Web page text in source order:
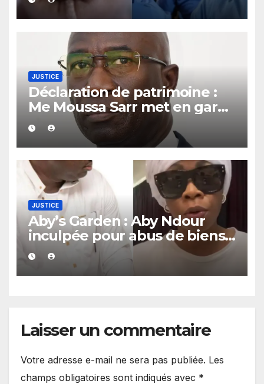
sous un lit
JUSTICE
Déclaration de patrimoine :
Me Moussa Sarr met en garde
les récalcitrants
JUSTICE
Aby’s Garden : Aby Ndour
inculpée pour abus de biens
sociaux dans une affaire
portant sur 420 millions FCFA
Laisser un commentaire
Votre adresse e-mail ne sera pas publiée. Les
champs obligatoires sont indiqués avec *